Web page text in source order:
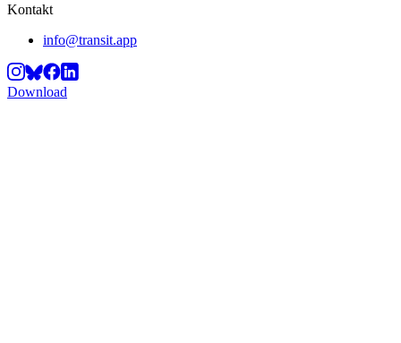
Kontakt
info@transit.app
Download